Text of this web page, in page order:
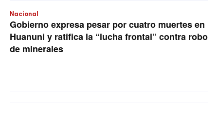
Nacional
Gobierno expresa pesar por cuatro muertes en
Huanuni y ratifica la “lucha frontal” contra robo
de minerales